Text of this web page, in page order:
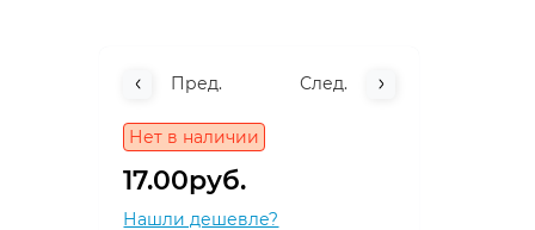
Пред. След.
Нет в наличии
17.00руб.
Нашли дешевле?